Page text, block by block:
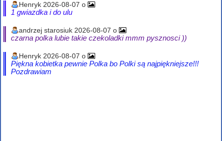
Henryk 2026-08-07 o
1 gwiazdka i do ulu
andrzej starosiuk 2026-08-07 o
czarna polka lubie takie czekoladki mmm pysznosci ))
Henryk 2026-08-07 o
Piękna kobietka pewnie Polka bo Polki są najpiękniejsze!!!
Pozdrawiam